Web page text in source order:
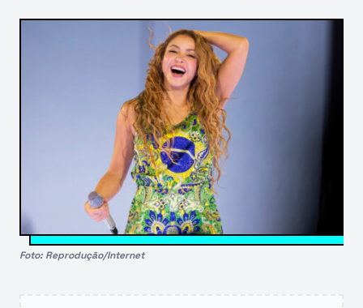
Foto: Reprodução/Internet